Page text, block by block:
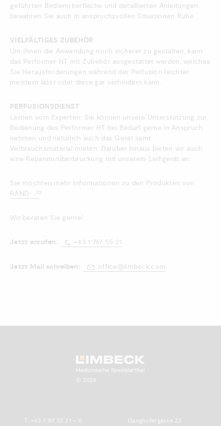
geführten Bedienoberfläche und detaillierten Anleitungen
bewahren Sie auch in anspruchsvollen Situationen Ruhe.
VIELFÄLTIGES ZUBEHÖR
Um Ihnen die Anwendung noch sicherer zu gestalten, kann
das Performer HT mit Zubehör ausgestattet werden, welches
Sie Herausforderungen während der Perfusion leichter
meistern lässt oder diese gar verhindern kann.
PERFUSIONSDIENST
Lernen vom Experten: Sie können unsere Unterstützung zur
Bedienung des Performer HT bei Bedarf gerne in Anspruch
nehmen und natürlich auch das Gerät samt
Verbrauchsmaterial mieten. Darüber hinaus bieten wir auch
eine Reparaturüberbrückung mit unserem Leihgerät an.
Sie möchten mehr Informationen zu den Produkten von
RAND
?
Wir beraten Sie gerne!
Jetzt anrufen: +43 1 767 55 21
Jetzt Mail schreiben: office@limbeck.com
Zum Anfang scrollen.
© 2026
T: +43 1 767 55 21 – 0
Ganghofergasse 22